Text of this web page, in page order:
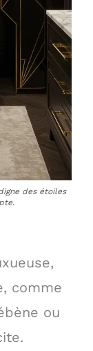
des étoiles
comme
ou